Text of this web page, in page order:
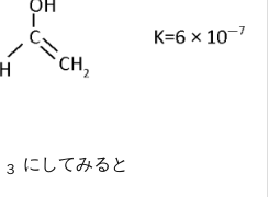
３ にしてみると